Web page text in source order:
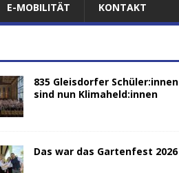
E-MOBILITÄT KONTAKT
835 Gleisdorfer Schüler:innen
sind nun Klimaheld:innen
Das war das Gartenfest 2026